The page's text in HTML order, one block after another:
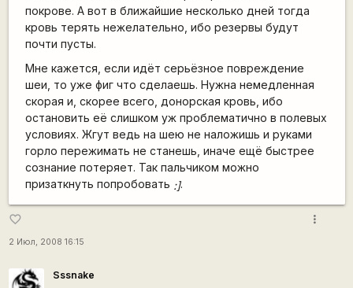
покрове. А вот в ближайшие несколько дней тогда
кровь терять нежелательно, ибо резервы будут
почти пусты.
Мне кажется, если идёт серьёзное повреждение
шеи, то уже фиг что сделаешь. Нужна немедленная
скорая и, скорее всего, донорская кровь, ибо
остановить её слишком уж проблематично в полевых
условиях. Жгут ведь на шею не наложишь и руками
горло пережимать не станешь, иначе ещё быстрее
сознание потеряет. Так пальчиком можно
призаткнуть попробовать :].
favorite_border
2 Июл, 2008 16:15
more_vert
Sssnake